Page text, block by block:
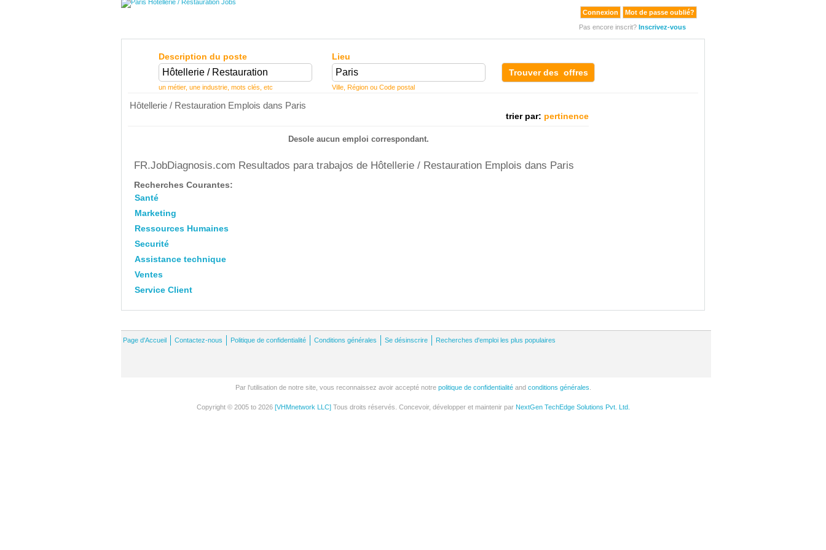
Connexion
Mot de passe oublié?
Pas encore inscrit? Inscrivez-vous
Description du poste
un métier, une industrie, mots clés, etc
Lieu
Ville, Région ou Code postal
Trouver des offres
Hôtellerie / Restauration Emplois dans Paris
trier par: pertinence
Desole aucun emploi correspondant.
FR.JobDiagnosis.com Resultados para trabajos de Hôtellerie / Restauration Emplois dans Paris
Recherches Courantes:
Santé
Marketing
Ressources Humaines
Securité
Assistance technique
Ventes
Service Client
Page d'Accueil Contactez-nous Politique de confidentialité Conditions générales Se désinscrire Recherches d'emploi les plus populaires
Par l'utilisation de notre site, vous reconnaissez avoir accepté notre politique de confidentialitéand conditions générales
Copyright © 2005 to 2026 [VHMnetwork LLC]Tous droits réservés. Concevoir, développer et maintenir parNextGen TechEdge Solutions Pvt. Ltd.